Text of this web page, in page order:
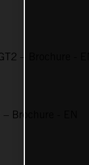
– Brochure - EN
Brochure - EN